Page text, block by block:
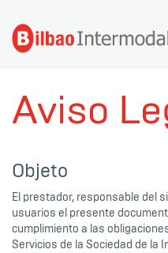
Aviso
Objeto
El prestador, responsable del
usuarios el presente
cumplimiento a las
Servicios de la Sociedad de la